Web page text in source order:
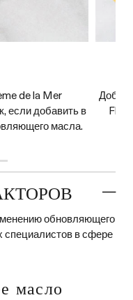
de la Mer
если добавить в
масла.
обновляющего
специалистов в сфере
масло